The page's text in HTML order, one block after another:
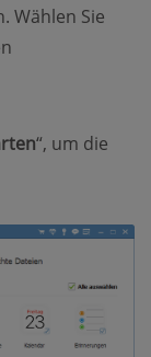
Wählen Sie
“, um die